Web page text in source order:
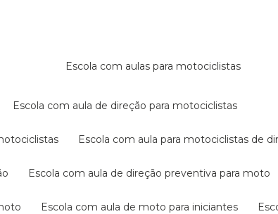
escola com aulas para motociclistas
escola com aula de direção para motociclistas
escola com aula para motociclistas de
escola com aula de direção preventiva para moto
escola com aula de moto para iniciantes